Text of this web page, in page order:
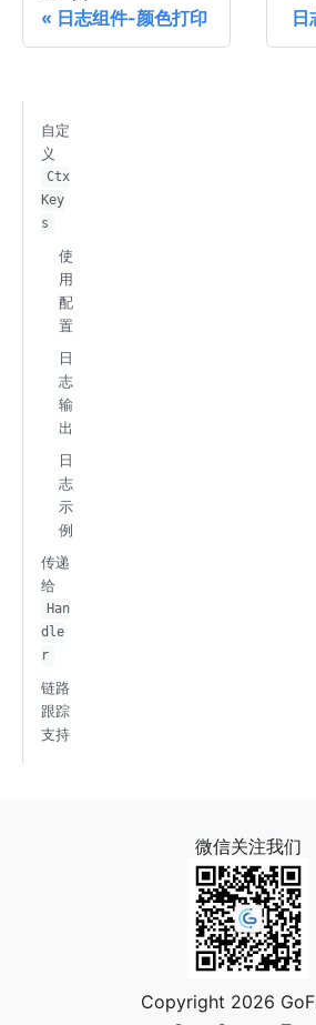
日志组件-颜色打印
自定
义
Ctx
Key
s
使
用
配
置
日
志
输
出
日
志
示
例
传递
给
Han
dle
r
链路
跟踪
支持
微信关注我们
Copyright 2026